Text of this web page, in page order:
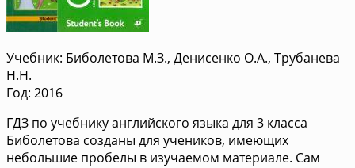
Учебник: Биболетова М.З., Денисенко О.А., Трубанева
Н.Н.
Год: 2016
ГДЗ по учебнику английского языка для 3 класса
Биболетова созданы для учеников, имеющих
небольшие пробелы в изучаемом материале. Сам